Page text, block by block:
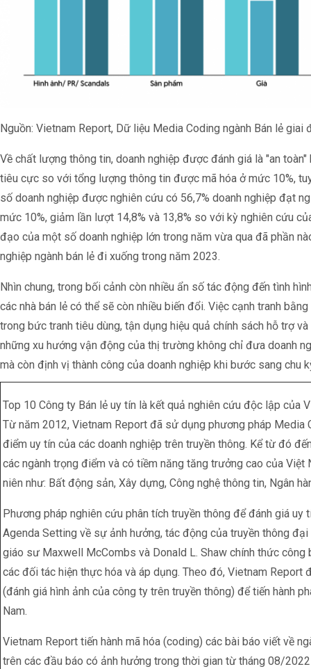
Nguồn: Vietnam Report, Dữ liệu Media Coding ngành Bán lẻ
Về chất lượng thông tin, doanh nghiệp được đánh giá là "an
tiêu cực so với tổng lượng thông tin được mã hóa ở mức 10%,
số doanh nghiệp được nghiên cứu có 56,7% doanh nghiệp đạt
mức 10%, giảm lần lượt 14,8% và 13,8% so với kỳ nghiên cứu
đạo của một số doanh nghiệp lớn trong năm vừa qua đã phần
nghiệp ngành bán lẻ đi xuống trong năm 2023.
Nhìn chung, trong bối cảnh còn nhiều ẩn số tác động đến tình
các nhà bán lẻ có thể sẽ còn nhiều biến đổi. Việc cạnh tranh
trong bức tranh tiêu dùng, tận dụng hiệu quả chính sách hỗ trợ
những xu hướng vận động của thị trường không chỉ đưa doanh
mà còn định vị thành công của doanh nghiệp khi bước sang chu
Top 10 Công ty Bán lẻ uy tín là kết quả nghiên cứu độc lập của
Từ năm 2012, Vietnam Report đã sử dụng phương pháp Media
điểm uy tín của các doanh nghiệp trên truyền thông. Kể từ đó
các ngành trọng điểm và có tiềm năng tăng trưởng cao của
niên như: Bất động sản, Xây dựng, Công nghệ thông tin, Ngân
Phương pháp nghiên cứu phân tích truyền thông để đánh giá
Agenda Setting về sự ảnh hưởng, tác động của truyền thông
giáo sư Maxwell McCombs và Donald L. Shaw chính thức
các đối tác hiện thực hóa và áp dụng. Theo đó, Vietnam Report
(đánh giá hình ảnh của công ty trên truyền thông) để tiến hành
Nam.
Vietnam Report tiến hành mã hóa (coding) các bài báo viết về
trên các đầu báo có ảnh hưởng trong thời gian từ tháng 08/